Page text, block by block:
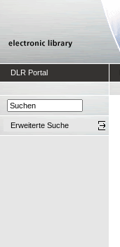
DLR Portal
Erweiterte Suche